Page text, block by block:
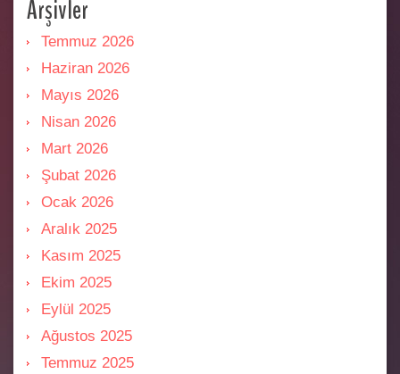
Arşivler
Temmuz 2026
Haziran 2026
Mayıs 2026
Nisan 2026
Mart 2026
Şubat 2026
Ocak 2026
Aralık 2025
Kasım 2025
Ekim 2025
Eylül 2025
Ağustos 2025
Temmuz 2025